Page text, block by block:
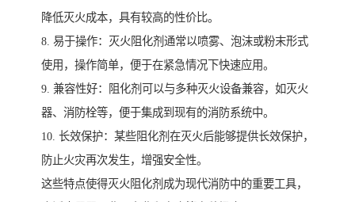
降低灭火成本，具有较高的性价比。
8. 易于操作：灭火阻化剂通常以喷雾、泡沫或粉末形式
使用，操作简单，便于在紧急情况下快速应用。
9. 兼容性好：阻化剂可以与多种灭火设备兼容，如灭火
器、消防栓等，便于集成到现有的消防系统中。
10. 长效保护：某些阻化剂在灭火后能够提供长效保护，
防止火灾再次发生，增强安全性。
这些特点使得灭火阻化剂成为现代消防中的重要工具，